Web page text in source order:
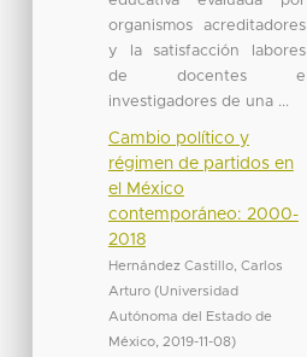
organismos acreditadores
y la satisfacción labores
de docentes e
investigadores de una ...
Cambio político y
régimen de partidos en
el México
contemporáneo: 2000-
2018
Hernández Castillo, Carlos
Arturo (Universidad
Autónoma del Estado de
México, 2019-11-08)